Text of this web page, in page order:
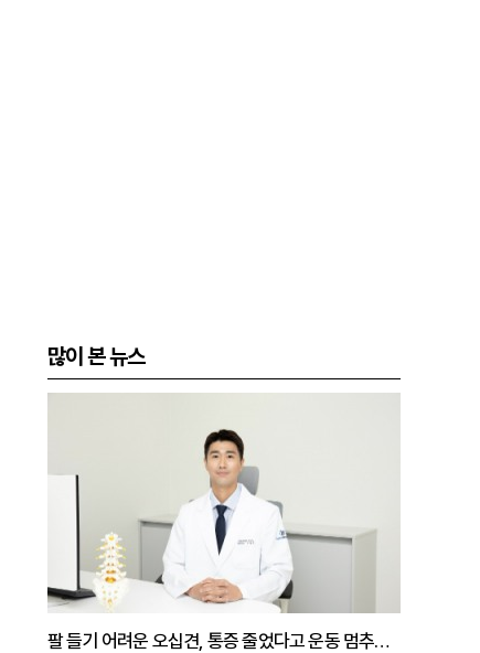
많이 본 뉴스
팔 들기 어려운 오십견, 통증 줄었다고 운동 멈추면 안 되는 이유 [이병욱 원장 칼럼]